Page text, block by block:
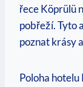
řece Köprülü
pobřeží. Tyto
poznat krásy
Poloha